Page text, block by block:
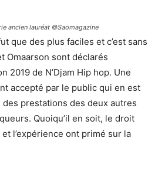
ancien lauréat ©Saomagazine
que des plus faciles et c’est sans
Omaarson sont déclarés
2019 de N’Djam Hip hop. Une
accepté par le public qui en est
prestations des deux autres
Quoiqu’il en soit, le droit
et l’expérience ont primé sur la